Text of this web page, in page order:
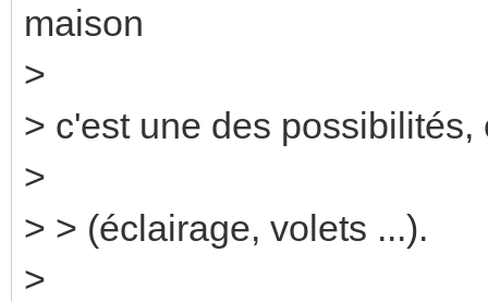
maison
>
> c'est une des possibilités,
>
> > (éclairage, volets ...).
>